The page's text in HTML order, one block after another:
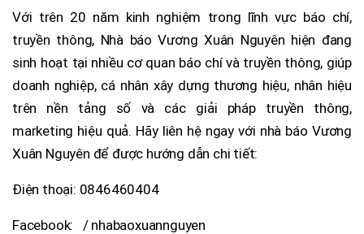
Với trên 20 năm kinh nghiệm trong lĩnh vực báo chí,
truyền thông, Nhà báo Vương Xuân Nguyên hiện đang
sinh hoạt tại nhiều cơ quan báo chí và truyền thông, giúp
doanh nghiệp, cá nhân xây dựng thương hiệu, nhân hiệu
trên nền tảng số và các giải pháp truyền thông,
marketing hiệu quả. Hãy liên hệ ngay với nhà báo Vương
Xuân Nguyên để được hướng dẫn chi tiết:
Điện thoại: 0846460404
Facebook: / nhabaoxuannguyen